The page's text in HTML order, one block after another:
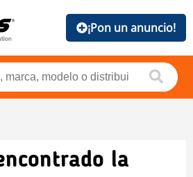
¡Pon un anuncio!
la